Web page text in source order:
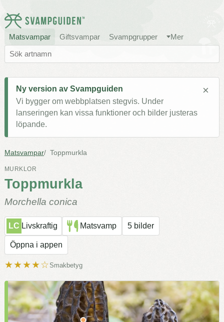
Matsvampar Giftsvampar Svampgrupper Mer
Ny version av Svampguiden
Vi bygger om webbplatsen stegvis. Under
lanseringen kan vissa funktioner och bilder justeras
löpande.
×
Matsvampar Toppmurkla
MURKLOR
Toppmurkla
Morchella conica
LC Livskraftig Matsvamp 5 bilder
Öppna i appen
★★★★☆Smakbetyg